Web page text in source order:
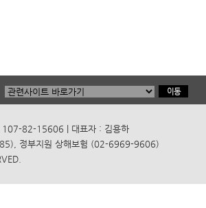
107-82-15606 | 대표자 : 김용하
정부지원 상해보험 (02-6969-9606)